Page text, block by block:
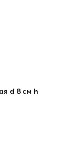
d 8 см h